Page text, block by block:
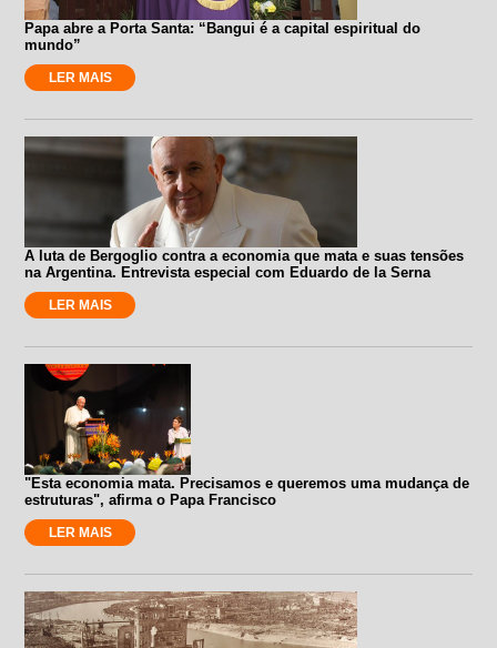
Papa abre a Porta Santa: “Bangui é a capital espiritual do
mundo”
LER MAIS
A luta de Bergoglio contra a economia que mata e suas tensões
na Argentina. Entrevista especial com Eduardo de la Serna
LER MAIS
"Esta economia mata. Precisamos e queremos uma mudança de
estruturas", afirma o Papa Francisco
LER MAIS